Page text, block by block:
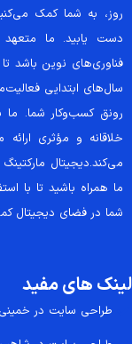
روز، به شما کمک
دست یابید. ما
فناوری‌های نوین باشد تا
سال‌های ابتدایی
رونق کسب‌وکار شما. ما
خلاقانه و مؤثری
می‌کند.دیجیتال
ما همراه باشید تا با
شما در فضای دیجیتال
لینک های مفید
طراحی سایت در